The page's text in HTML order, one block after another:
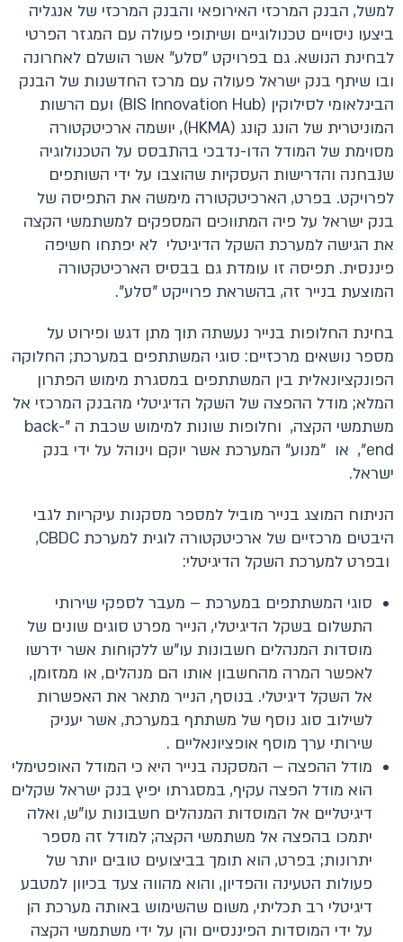
למשל, הבנק המרכזי האירופאי והבנק המרכזי של אנגליה
ביצעו ניסויים טכנולוגיים ושיתופי פעולה עם המגזר הפרטי
לבחינת הנושא. גם בפרויקט "סלע" אשר הושלם לאחרונה
ובו שיתף בנק ישראל פעולה עם מרכז החדשנות של הבנק
הבינלאומי לסילוקין (BIS Innovation Hub) ועם הרשות
המוניטרית של הונג קונג (HKMA), יושמה ארכיטקטורה
מסוימת של המודל הדו-נדבכי בהתבסס על הטכנולוגיה
שנבחנה והדרישות העסקיות שהוצבו על ידי השותפים
לפרויקט. בפרט, הארכיטקטורה מימשה את התפיסה של
בנק ישראל על פיה המתווכים המספקים למשתמשי הקצה
את הגישה למערכת השקל הדיגיטלי לא יפתחו חשיפה
פיננסית. תפיסה זו עומדת גם בבסיס הארכיטקטורה
המוצעת בנייר זה, בהשראת פרוייקט "סלע".
בחינת החלופות בנייר נעשתה תוך מתן דגש ופירוט על
מספר נושאים מרכזיים: סוגי המשתתפים במערכת; החלוקה
הפונקציונאלית בין המשתתפים במסגרת מימוש הפתרון
המלא; מודל ההפצה של השקל הדיגיטלי מהבנק המרכזי אל
משתמשי הקצה, וחלופות שונות למימוש שכבת ה "back-
end", או "מנוע" המערכת אשר יוקם וינוהל על ידי בנק
ישראל.
הניתוח המוצג בנייר מוביל למספר מסקנות עיקריות לגבי
היבטים מרכזיים של ארכיטקטורה לוגית למערכת CBDC,
ובפרט למערכת השקל הדיגיטלי:
סוגי המשתתפים במערכת – מעבר לספקי שירותי
התשלום בשקל הדיגיטלי, הנייר מפרט סוגים שונים של
מוסדות המנהלים חשבונות עו"ש ללקוחות אשר ידרשו
לאפשר המרה מהחשבון אותו הם מנהלים, או ממזומן,
אל השקל דיגיטלי. בנוסף, הנייר מתאר את האפשרות
לשילוב סוג נוסף של משתתף במערכת, אשר יעניק
שירותי ערך מוסף אופציונאליים .
מודל ההפצה – המסקנה בנייר היא כי המודל האופטימלי
הוא מודל הפצה עקיף, במסגרתו יפיץ בנק ישראל שקלים
דיגיטליים אל המוסדות המנהלים חשבונות עו"ש, ואלה
יתמכו בהפצה אל משתמשי הקצה; למודל זה מספר
יתרונות; בפרט, הוא תומך בביצועים טובים יותר של
פעולות הטעינה והפדיון, והוא מהווה צעד בכיוון למטבע
דיגיטלי רב תכליתי, משום שהשימוש באותה מערכת הן
על ידי המוסדות הפיננסיים והן על ידי משתמשי הקצה